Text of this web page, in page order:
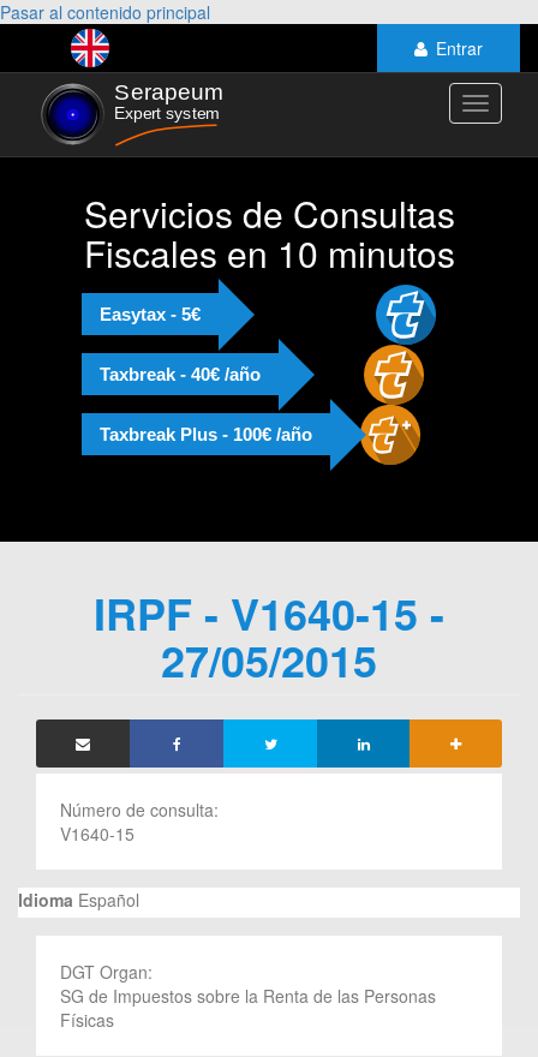
Pasar al contenido principal
Entrar
Toggle
Servicios de Consultas
Fiscales en 10 minutos
Easytax - 5€
Taxbreak - 40€ /año
Taxbreak Plus - 100€ /año
IRPF - V1640-15 -
27/05/2015
Número de consulta:
V1640-15
Idioma Español
DGT Organ:
SG de Impuestos sobre la Renta de las Personas
Físicas